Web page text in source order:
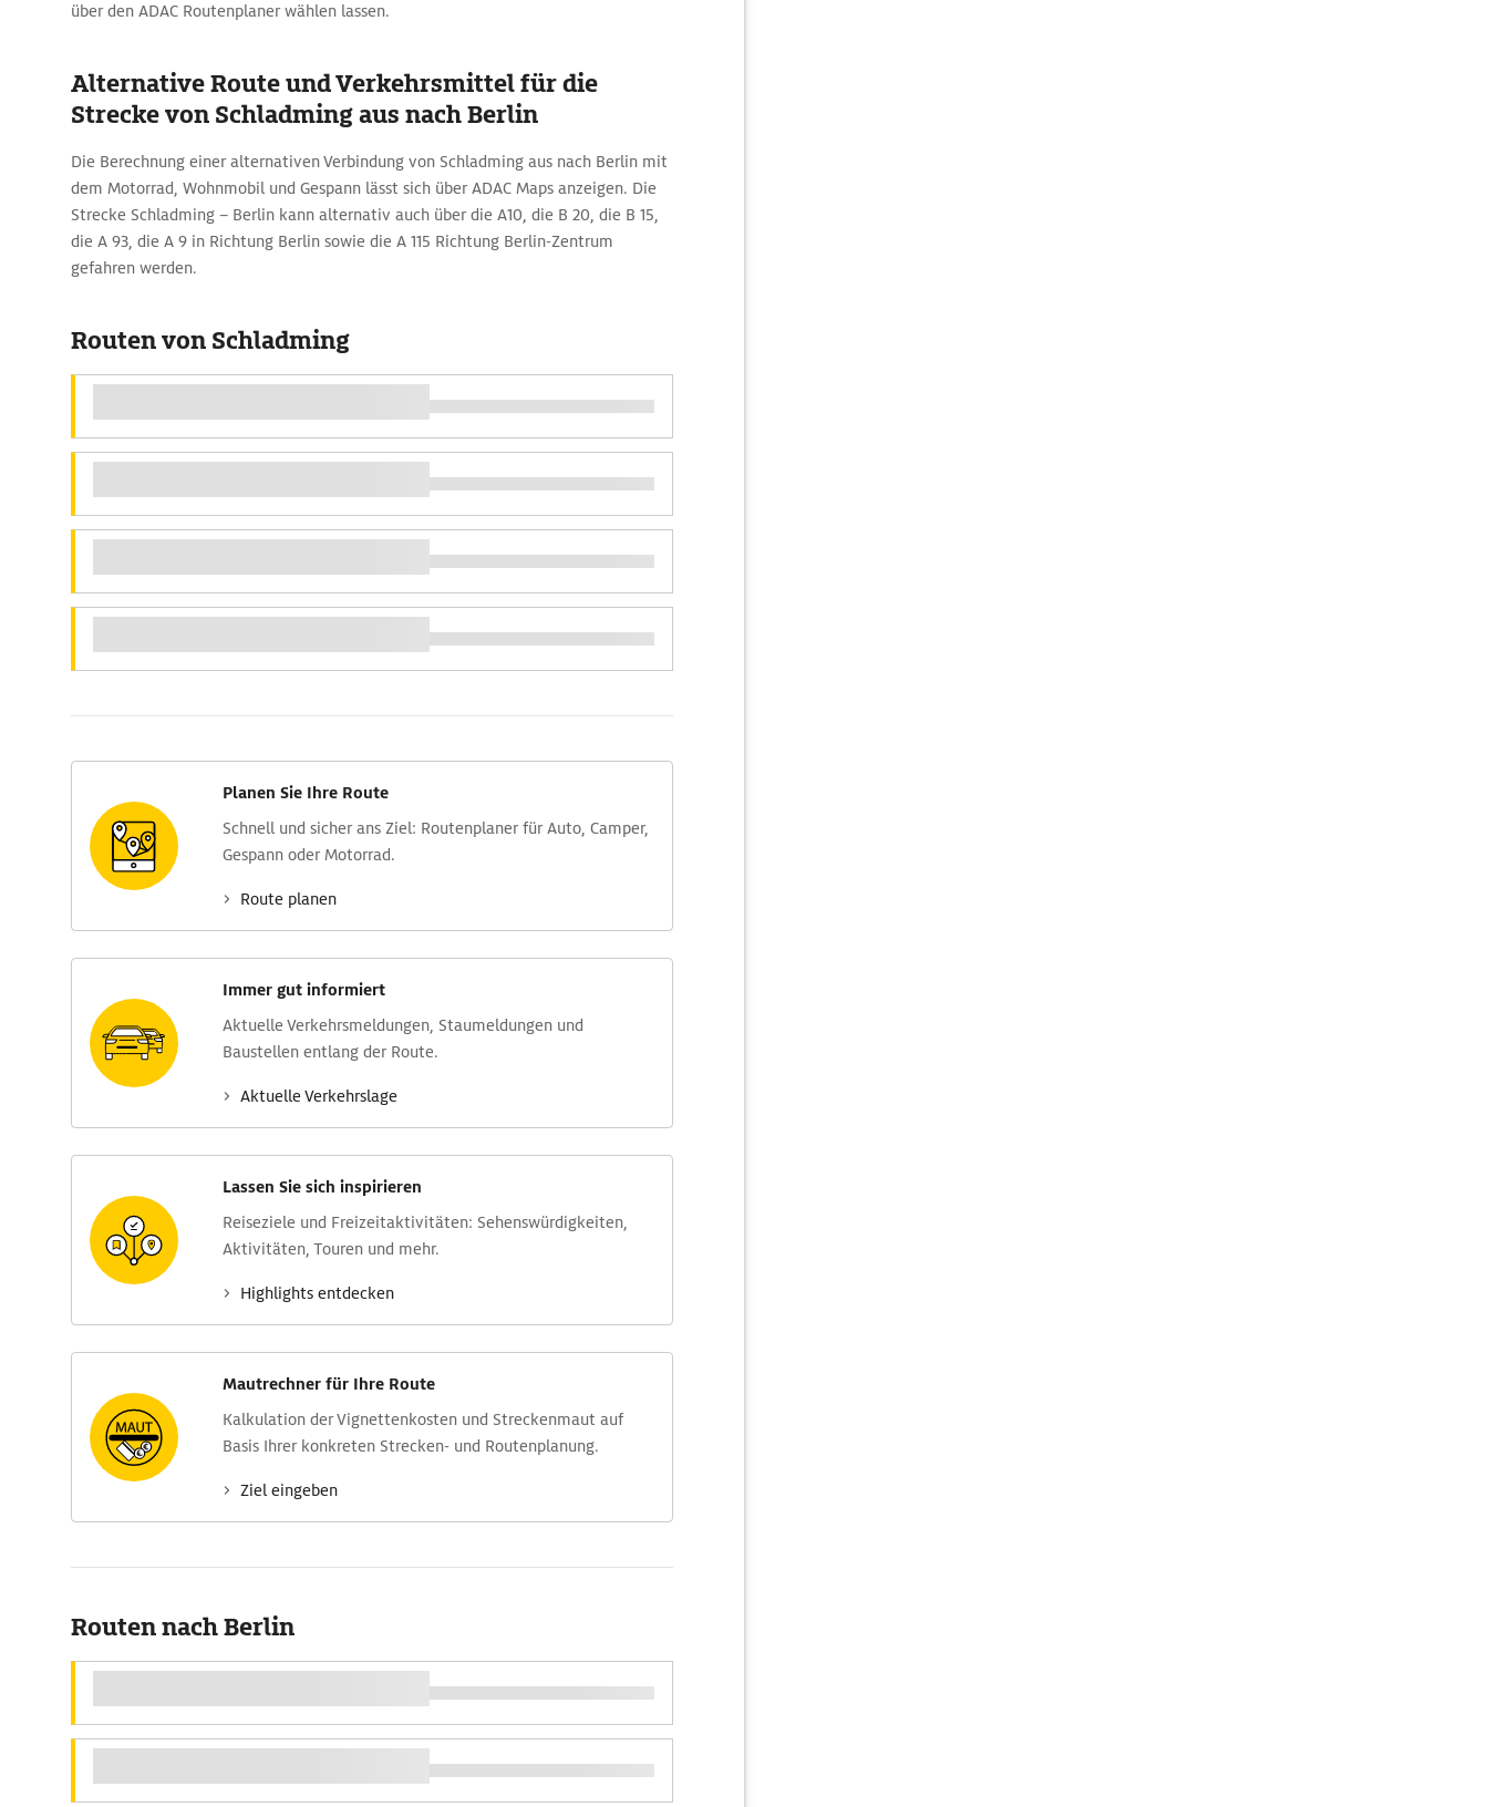
über den ADAC Routenplaner wählen lassen.
Alternative Route und Verkehrsmittel für die
Strecke von Schladming aus nach Berlin
Die Berechnung einer alternativen Verbindung von Schladming aus nach Berlin mit
dem Motorrad, Wohnmobil und Gespann lässt sich über ADAC Maps anzeigen. Die
Strecke Schladming – Berlin kann alternativ auch über die A10, die B 20, die B 15,
die A 93, die A 9 in Richtung Berlin sowie die A 115 Richtung Berlin-Zentrum
gefahren werden.
Routen von Schladming
Planen Sie Ihre Route
Schnell und sicher ans Ziel: Routen­planer für Auto, Camper,
Gespann oder Motorrad.
Route planen
Immer gut informiert
Aktuelle Verkehrs­meldungen, Stau­meldungen und
Baustellen entlang der Route.
Aktuelle Verkehrs­lage
Lassen Sie sich inspirieren
Reise­ziele und Freizeit­aktivitäten: Sehens­würdig­keiten,
Aktivitäten, Touren und mehr.
Highlights entdecken
Mautrechner für Ihre Route
Kalkulation der Vignettenkosten und Streckenmaut auf
Basis Ihrer konkreten Strecken- und Routenplanung.
Ziel eingeben
Routen nach Berlin